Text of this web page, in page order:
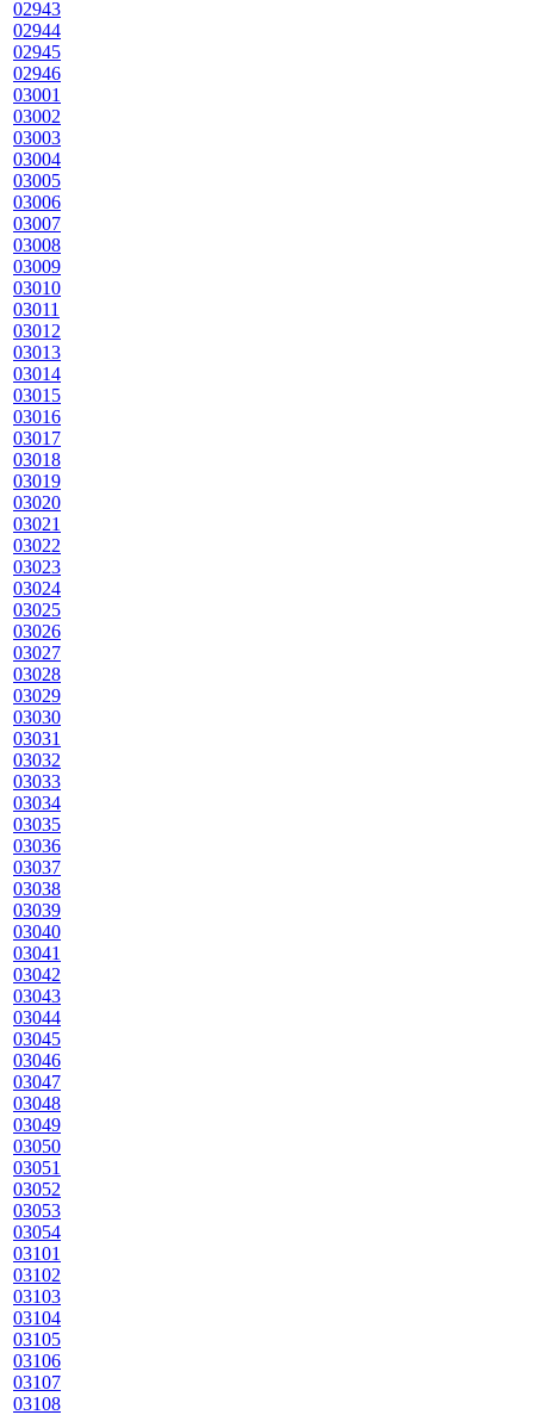
02943
02944
02945
02946
03001
03002
03003
03004
03005
03006
03007
03008
03009
03010
03011
03012
03013
03014
03015
03016
03017
03018
03019
03020
03021
03022
03023
03024
03025
03026
03027
03028
03029
03030
03031
03032
03033
03034
03035
03036
03037
03038
03039
03040
03041
03042
03043
03044
03045
03046
03047
03048
03049
03050
03051
03052
03053
03054
03101
03102
03103
03104
03105
03106
03107
03108